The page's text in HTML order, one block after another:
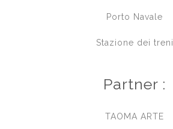
Porto Navale
Stazione dei treni
Partner :
TAOMA ARTE